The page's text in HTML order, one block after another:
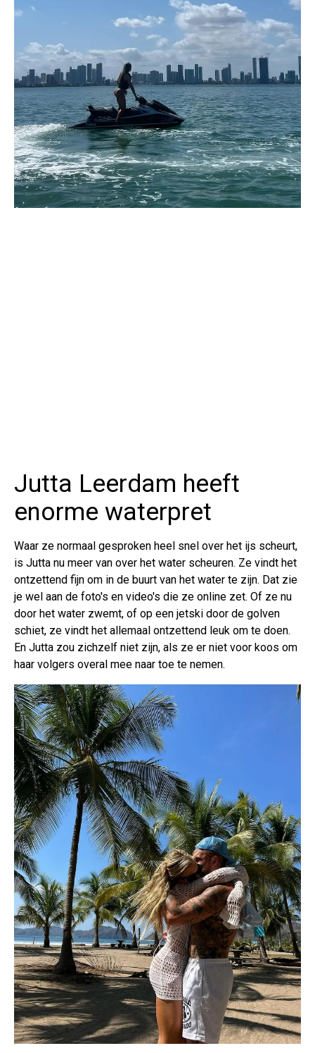
Jutta Leerdam heeft
enorme waterpret
Waar ze normaal gesproken heel snel over het ijs scheurt,
is Jutta nu meer van over het water scheuren. Ze vindt het
ontzettend fijn om in de buurt van het water te zijn. Dat zie
je wel aan de foto's en video's die ze online zet. Of ze nu
door het water zwemt, of op een jetski door de golven
schiet, ze vindt het allemaal ontzettend leuk om te doen.
En Jutta zou zichzelf niet zijn, als ze er niet voor koos om
haar volgers overal mee naar toe te nemen.